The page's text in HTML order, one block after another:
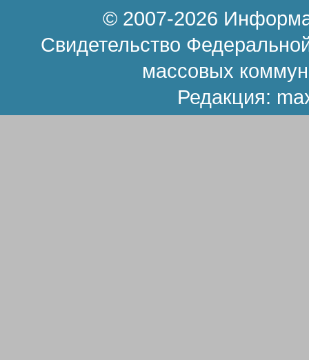
© 2007-2026
Свидетельство
массовых
Редакция: